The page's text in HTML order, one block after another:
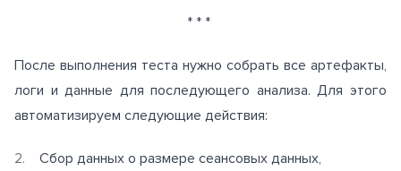
* * *
После выполнения теста нужно собрать все артефакты,
логи и данные для последующего анализа. Для этого
автоматизируем следующие действия:
Сбор данных о размере сеансовых данных,